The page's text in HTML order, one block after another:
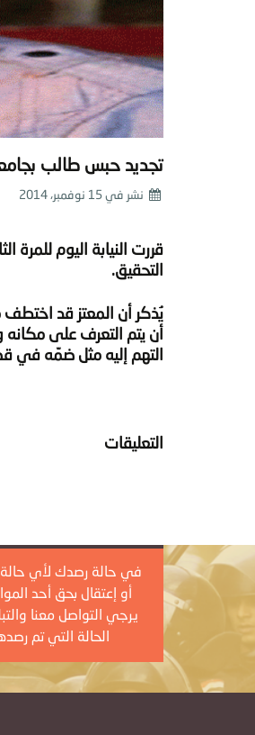
تجديد حبس طالب بجامعة المنصورة 15
نشر في 15 نوفمبر، 2014
قررت النيابة اليوم للمرة
التحقيق.
التهم إليه مثل ضمّه في
التعليقات
في حالة رصدك لأي حالة
أو إعتقال بحق أحد
يرجي التواصل معنا
الحالة التي تم